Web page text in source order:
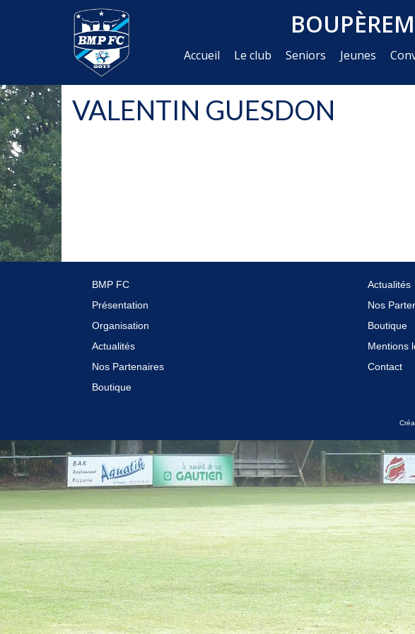
Accueil Le club Seniors Jeunes
VALENTIN GUESDON
BMP FC
Présentation
Organisation
Actualités
Nos Partenaires
Boutique
Actualités
Nos
Boutique
Mentions
Contact